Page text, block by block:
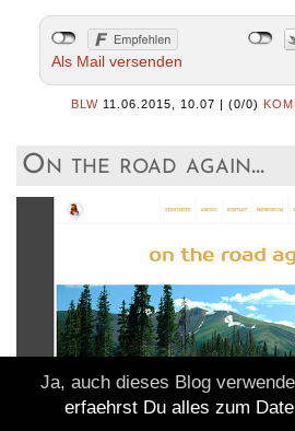
Als Mail versenden
BLW 11.06.2015, 10.07 | (0/0)
On the road again...
Ja, auch dieses Blog
erfaehrst Du alles zum